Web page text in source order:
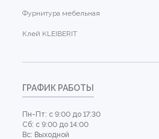
Фурнитура мебельная
Клей KLEIBERIT
ГРАФИК РАБОТЫ
Пн-Пт: с 9:00 до 17:30
Сб: с 9:00 до 14:00
Вс: Выходной